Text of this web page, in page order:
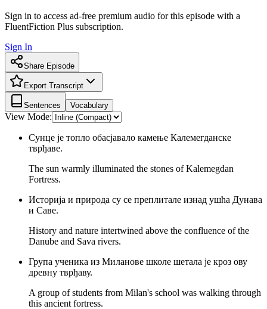
Sign in to access ad-free premium audio for this episode with a
FluentFiction Plus subscription.
Sign In
Share Episode
Export Transcript
Sentences Vocabulary
View Mode:
Сунце је топло обасјавало камење Калемегданске
тврђаве.
The sun warmly illuminated the stones of Kalemegdan
Fortress.
Историја и природа су се преплитале изнад ушћа Дунава
и Саве.
History and nature intertwined above the confluence of the
Danube and Sava rivers.
Група ученика из Миланове школе шетала је кроз ову
древну тврђаву.
A group of students from Milan's school was walking through
this ancient fortress.